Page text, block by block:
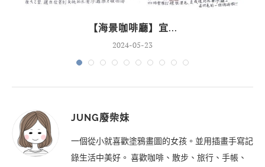
【海景咖啡廳】宜...
2024-05-23
JUNG廢柴妹
一個從小就喜歡塗鴉畫圖的女孩。並用插畫手寫記
錄生活中美好。 喜歡咖啡、散步、旅行、手帳、